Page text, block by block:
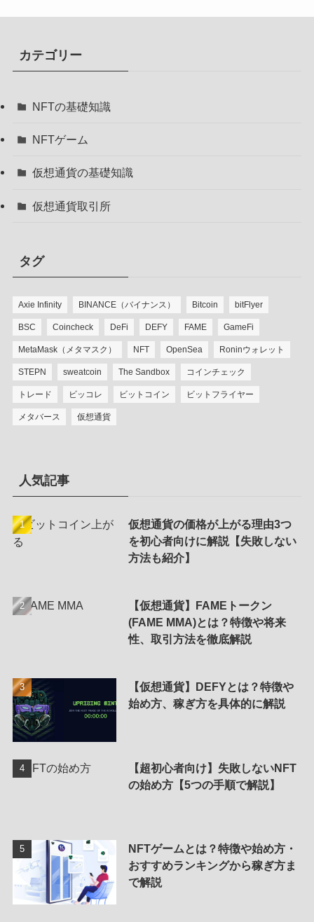
カテゴリー
NFTの基礎知識
NFTゲーム
仮想通貨の基礎知識
仮想通貨取引所
タグ
Axie Infinity BINANCE（バイナンス） Bitcoin bitFlyer
BSC Coincheck DeFi DEFY FAME GameFi
MetaMask（メタマスク） NFT OpenSea Roninウォレット
STEPN sweatcoin The Sandbox コインチェック
トレード ビッコレ ビットコイン ビットフライヤー
メタバース 仮想通貨
人気記事
仮想通貨の価格が上がる理由3つ
を初心者向けに解説【失敗しない
方法も紹介】
【仮想通貨】FAMEトークン
(FAME MMA)とは？特徴や将来
性、取引方法を徹底解説
【仮想通貨】DEFYとは？特徴や
始め方、稼ぎ方を具体的に解説
【超初心者向け】失敗しないNFT
の始め方【5つの手順で解説】
NFTゲームとは？特徴や始め方・
おすすめランキングから稼ぎ方ま
で解説